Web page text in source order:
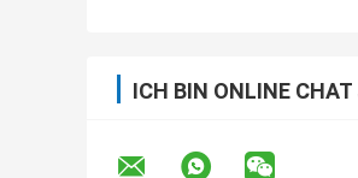
ICH BIN ONLINE